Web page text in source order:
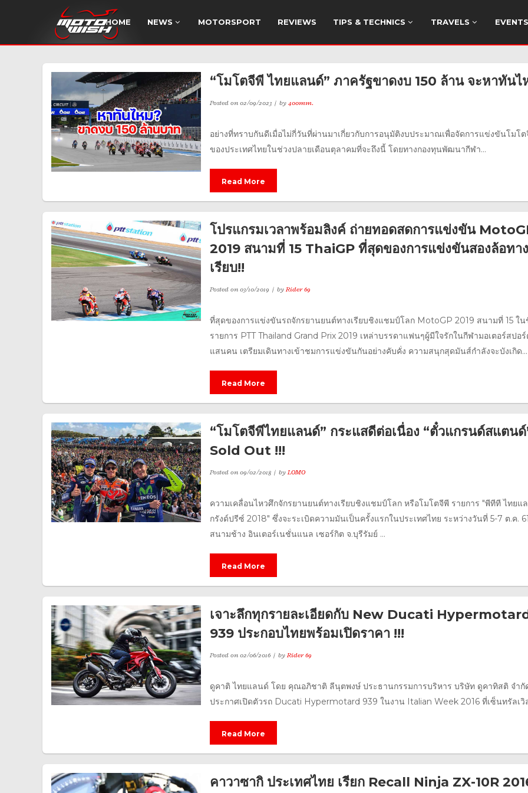
HOME NEWS MOTORSPORT REVIEWS TIPS & TECHNICS TRAVELS EVENTS
“โมโตจีพี ไทยแลนด์” ภาครัฐขาดงบ 150 ล้าน จะหาทันไ
Posted on02/09/2023 by400mm.
อย่างที่ทราบกันดีเมื่อไม่กี่วันที่ผ่านมาเกี่ยวกับการอนุมัติงบประมาณเพื่อจัดการแข่งขันโมโ
ของประเทศไทยในช่วงปลายเดือนตุลาคมที่จะถึงนี้ โดยทางกองทุนพัฒนากีฬา...
Read More
โปรแกรมเวลาพร้อมลิงค์ ถ่ายทอดสดการแข่งขัน
2019 สนามที่ 15 ThaiGP ที่สุดของการแข่งขันสองล้อทาง
เรียบ!!
Posted on03/10/2019 byRider 69
ที่สุดของการแข่งขันรถจักรยานยนต์ทางเรียบชิงแชมป์โลก MotoGP 2019 สนามที่ 15 ใ
รายการ PTT Thailand Grand Prix 2019 เหล่าบรรดาแฟนๆผู้มีใจรักในกีฬามอเตอร์สปอ
แสนคน เตรียมเดินทางเข้าชมการแข่งขันกันอย่างคับคั่ง ความสนุกสุดมันส์กำลังจะบังเกิด...
Read More
“โมโตจีพีไทยแลนด์” กระแสดีต่อเนื่อง “ตั๋วแกรนด์สแตนด์
Sold Out !!!
Posted on09/02/2018 byLOMO
ความเคลื่อนไหวศึกจักรยานยนต์ทางเรียบชิงแชมป์โลก หรือโมโตจีพี รายการ "พีทีที ไทยแ
กรังด์ปรีซ์ 2018" ซึ่งจะระเบิดความมันเป็นครั้งแรกในประเทศไทย ระหว่างวันที่ 5-7 ต.ค.
สนามช้าง อินเตอร์เนชั่นแนล เซอร์กิต จ.บุรีรัมย์ ...
Read More
เจาะลึกทุกรายละเอียดกับ New Ducati
939 ประกอบไทยพร้อมเปิดราคา !!!
Posted on02/06/2016 byRider 69
ดูคาติ ไทยแลนด์ โดย คุณอภิชาติ ลีนุตพงษ์ ประธานกรรมการบริหาร บริษัท ดูคาทิสติ จำกั
ประกาศเปิดตัวรถ Ducati Hypermotard 939 ในงาน Italian Week 2016 ที่เซ็นทรัลเวิ
Read More
คาวาซากิ ประเทศไทย เรียก Recall Ninja ZX-10R